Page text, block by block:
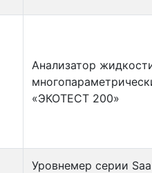
Анализатор
«ЭКОТЕСТ 200»
Уровнемер серии